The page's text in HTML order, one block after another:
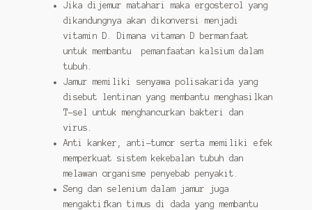
Jika dijemur matahari maka ergosterol yang
dikandungnya akan dikonversi menjadi
vitamin D. Dimana vitaman D bermanfaat
untuk membantu pemanfaatan kalsium dalam
tubuh.
Jamur memiliki senyawa polisakarida yang
disebut lentinan yang membantu menghasilkan
T-sel untuk menghancurkan bakteri dan
virus.
Anti kanker, anti-tumor serta memiliki efek
memperkuat sistem kekebalan tubuh dan
melawan organisme penyebab penyakit.
Seng dan selenium dalam jamur juga
mengaktifkan timus di dada yang membantu